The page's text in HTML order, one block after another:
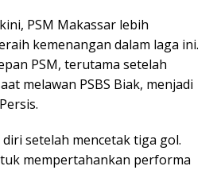
PSM Makassar lebih
kemenangan dalam laga ini.
PSM, terutama setelah
melawan PSBS Biak, menjadi
diri setelah mencetak tiga gol.
mempertahankan performa